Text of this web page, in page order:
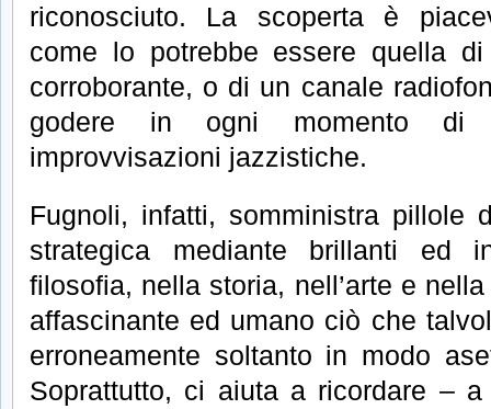
riconosciuto. La scoperta è
come lo potrebbe essere quella
corroborante, o di un canale
godere in ogni momento di
improvvisazioni jazzistiche.
Fugnoli, infatti, somministra pillole
strategica mediante brillanti ed
filosofia, nella storia, nell’arte e
affascinante ed umano ciò che
erroneamente soltanto in modo
Soprattutto, ci aiuta a ricordare –